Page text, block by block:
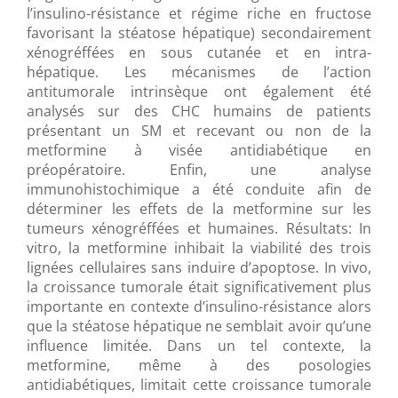
l’insulino-résistance et régime riche en fructose
favorisant la stéatose hépatique) secondairement
xénogréffées en sous cutanée et en intra-
hépatique. Les mécanismes de l’action
antitumorale intrinsèque ont également été
analysés sur des CHC humains de patients
présentant un SM et recevant ou non de la
metformine à visée antidiabétique en
préopératoire. Enfin, une analyse
immunohistochimique a été conduite afin de
déterminer les effets de la metformine sur les
tumeurs xénogréffées et humaines. Résultats: In
vitro, la metformine inhibait la viabilité des trois
lignées cellulaires sans induire d’apoptose. In vivo,
la croissance tumorale était significativement plus
importante en contexte d’insulino-résistance alors
que la stéatose hépatique ne semblait avoir qu’une
influence limitée. Dans un tel contexte, la
metformine, même à des posologies
antidiabétiques, limitait cette croissance tumorale